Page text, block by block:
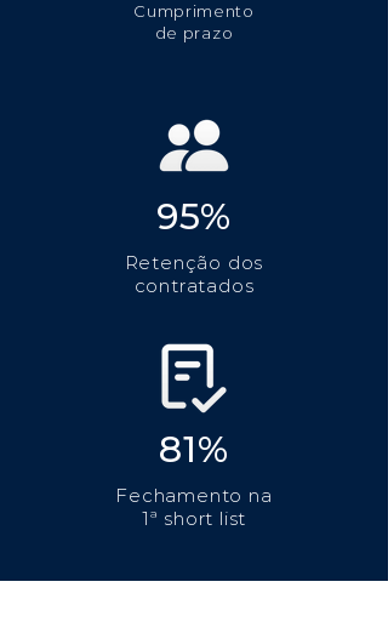
Cumprimento
de prazo
95%
Retenção dos
contratados
81%
Fechamento na
1ª short list